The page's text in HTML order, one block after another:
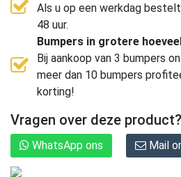
Als u op een werkdag
48 uur.
Bumpers in grotere
Bij aankoop van 3 bumpers
meer dan 10 bumpers
korting!
Vragen over deze product?
WhatsApp ons Mail